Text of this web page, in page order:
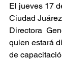
El jueves 17
Ciudad
Directora
quien estará
de